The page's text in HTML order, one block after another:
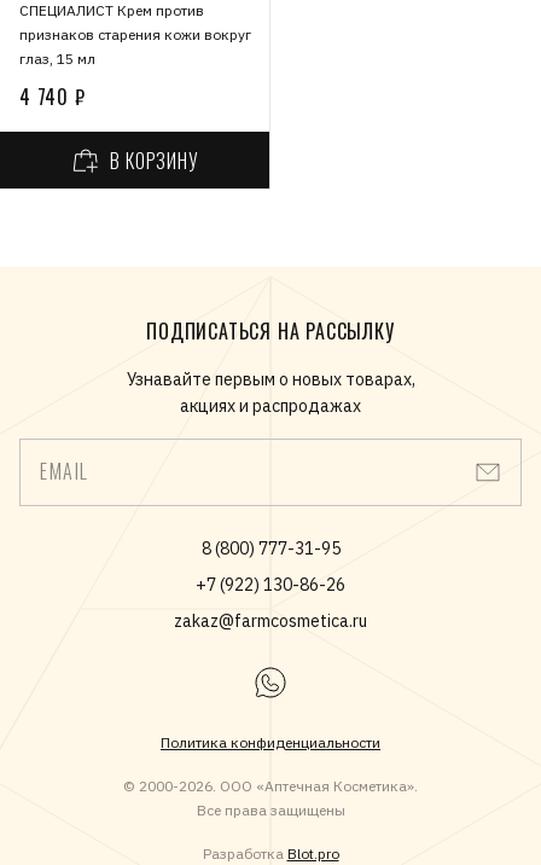
СПЕЦИАЛИСТ Крем против
признаков старения кожи вокруг
глаз, 15 мл
4 740 ₽
В КОРЗИНУ
ПОДПИСАТЬСЯ НА РАССЫЛКУ
Узнавайте первым о новых товарах,
акциях и распродажах
EMAIL
8 (800) 777-31-95
+7 (922) 130-86-26
zakaz@farmcosmetica.ru
Политика конфиденциальности
© 2000-2026. ООО «Аптечная Косметика».
Все права защищены
Разработка Blot.pro